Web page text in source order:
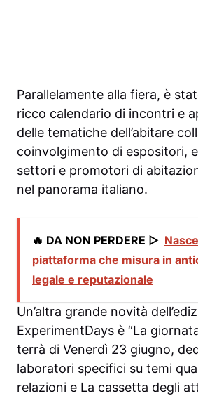
Parallelamente alla fiera, è
ricco calendario di incontri e
delle tematiche dell’abitare
coinvolgimento di espositori,
settori e promotori di
nel panorama italiano.
🔥 DA NON PERDERE ▷
piattaforma che misura in
legale e reputazionale
Un’altra grande novità
ExperimentDays è “La
terrà di Venerdì 23 giugno,
laboratori specifici su temi
relazioni e La cassetta degli